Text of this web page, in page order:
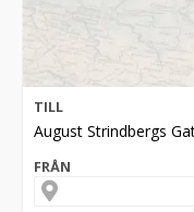
TILL
August Strindbergs
FRÅN